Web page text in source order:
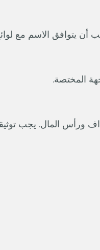
يتوافق الاسم مع
المختصة.
ورأس المال. يجب